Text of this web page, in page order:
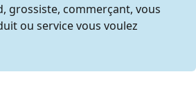
grossiste, commerçant, vous
ou service vous voulez